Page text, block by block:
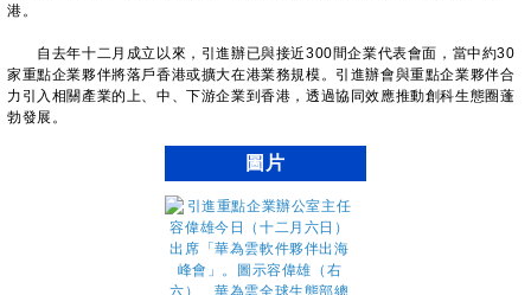
港。
自去年十二月成立以來，引進辦已與接近300間企業代表會面，當中約30
家重點企業夥伴將落戶香港或擴大在港業務規模。引進辦會與重點企業夥伴合
力引入相關產業的上、中、下游企業到香港，透過協同效應推動創科生態圈蓬
勃發展。
圖片